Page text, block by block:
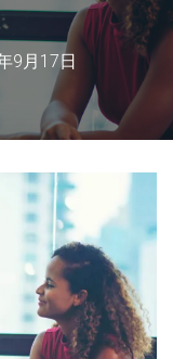
替
9月17日